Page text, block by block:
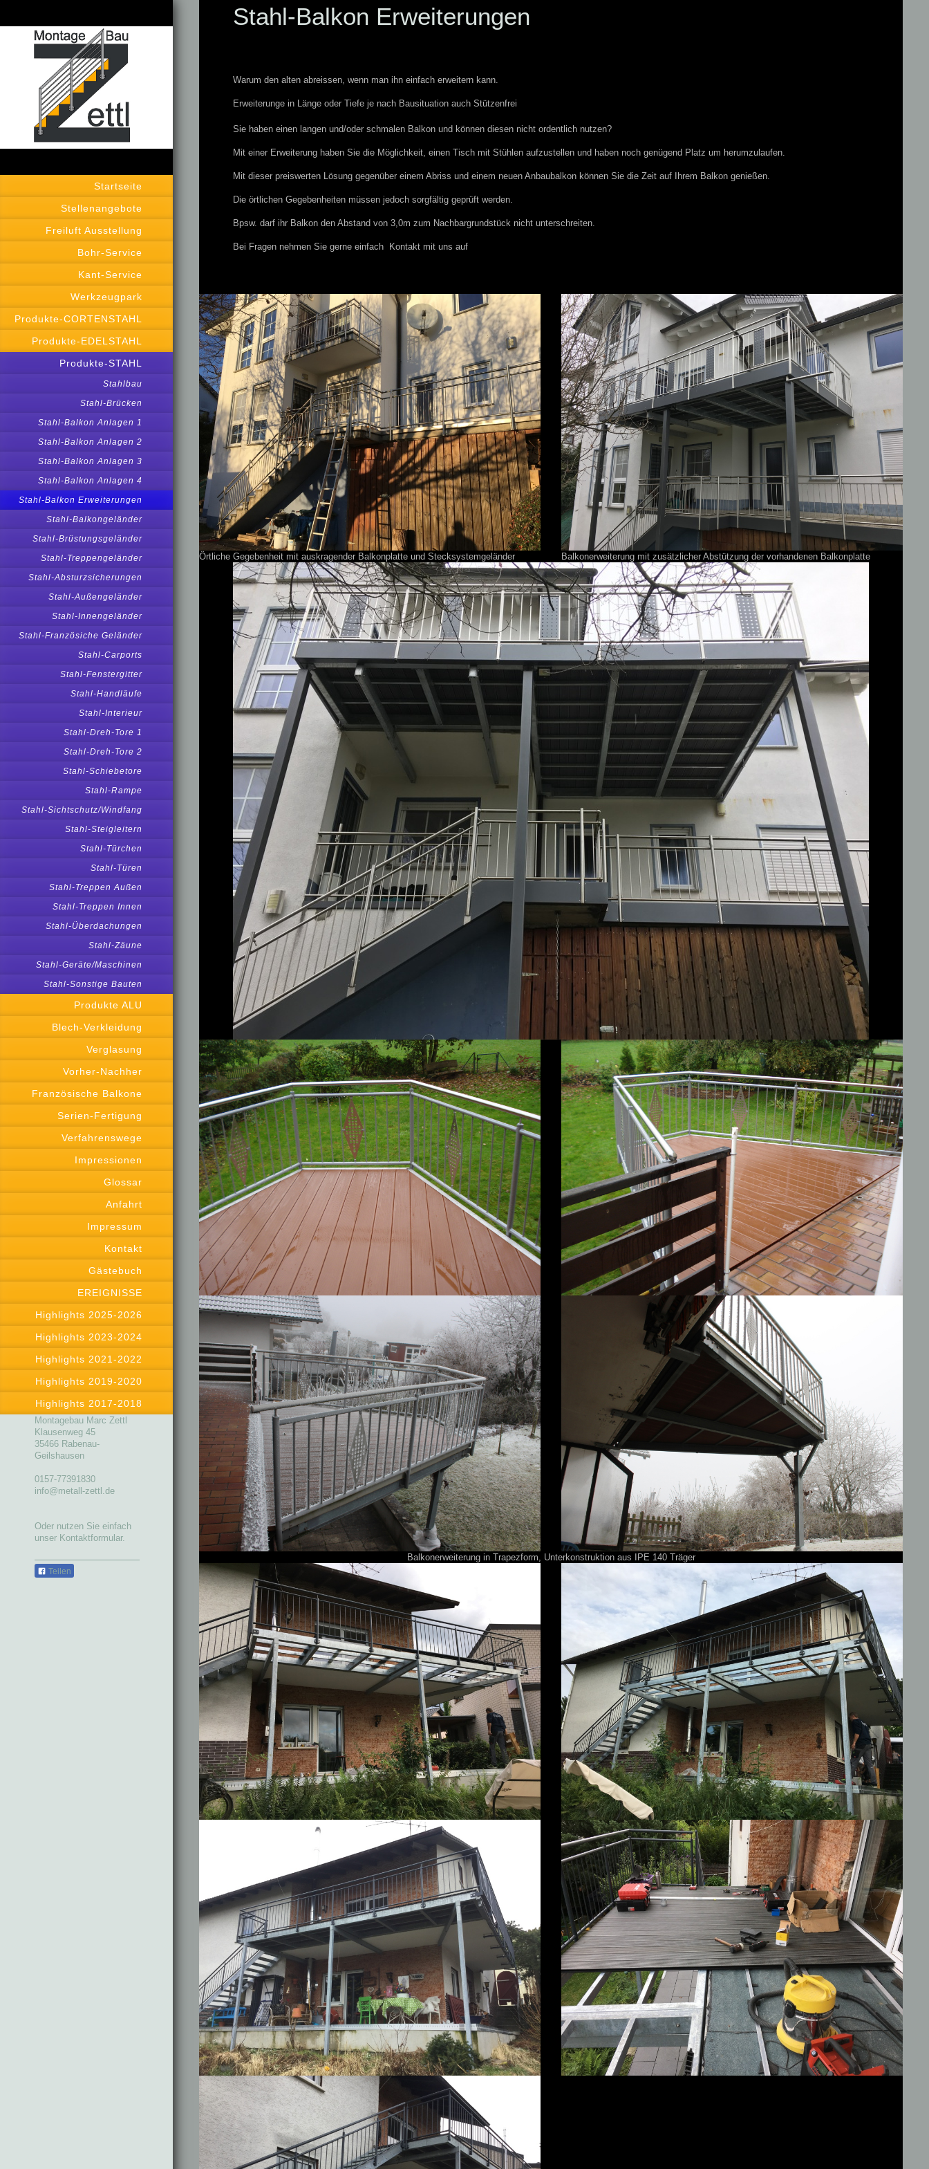
Startseite
Stellenangebote
Freiluft Ausstellung
Bohr-Service
Kant-Service
Werkzeugpark
Produkte-CORTENSTAHL
Produkte-EDELSTAHL
Produkte-STAHL
Stahlbau
Stahl-Brücken
Stahl-Balkon Anlagen 1
Stahl-Balkon Anlagen 2
Stahl-Balkon Anlagen 3
Stahl-Balkon Anlagen 4
Stahl-Balkon Erweiterungen
Stahl-Balkongeländer
Stahl-Brüstungsgeländer
Stahl-Treppengeländer
Stahl-Absturzsicherungen
Stahl-Außengeländer
Stahl-Innengeländer
Stahl-Französiche Geländer
Stahl-Carports
Stahl-Fenstergitter
Stahl-Handläufe
Stahl-Interieur
Stahl-Dreh-Tore 1
Stahl-Dreh-Tore 2
Stahl-Schiebetore
Stahl-Rampe
Stahl-Sichtschutz/Windfang
Stahl-Steigleitern
Stahl-Türchen
Stahl-Türen
Stahl-Treppen Außen
Stahl-Treppen Innen
Stahl-Überdachungen
Stahl-Zäune
Stahl-Geräte/Maschinen
Stahl-Sonstige Bauten
Produkte ALU
Blech-Verkleidung
Verglasung
Vorher-Nachher
Französische Balkone
Serien-Fertigung
Verfahrenswege
Impressionen
Glossar
Anfahrt
Impressum
Kontakt
Gästebuch
EREIGNISSE
Highlights 2025-2026
Highlights 2023-2024
Highlights 2021-2022
Highlights 2019-2020
Highlights 2017-2018
Montagebau Marc Zettl
Klausenweg 45
35466 Rabenau-
Geilshausen
0157-77391830
info@metall-zettl.de
Oder nutzen Sie einfach
unser Kontaktformular.
Teilen
Stahl-Balkon Erweiterungen
Warum den alten abreissen, wenn man ihn einfach erweitern kann.
Erweiterunge in Länge oder Tiefe je nach Bausituation auch Stützenfrei
Sie haben einen langen und/oder schmalen Balkon und können diesen nicht ordentlich nutzen?
Mit einer Erweiterung haben Sie die Möglichkeit, einen Tisch mit Stühlen aufzustellen und haben noch genügend Platz um herumzulaufen.
Mit dieser preiswerten Lösung gegenüber einem Abriss und einem neuen Anbaubalkon können Sie die Zeit auf Ihrem Balkon genießen.
Die örtlichen Gegebenheiten müssen jedoch sorgfältig geprüft werden.
Bpsw. darf ihr Balkon den Abstand von 3,0m zum Nachbargrundstück nicht unterschreiten.
Bei Fragen nehmen Sie gerne einfach Kontakt mit uns auf
Örtliche Gegebenheit mit auskragender Balkonplatte und Stecksystemgeländer Balkonerweiterung mit zusätzlicher Abstützung der vorhandenen Balkonplatte
Balkonerweiterung in Trapezform, Unterkonstruktion aus IPE 140 Träger